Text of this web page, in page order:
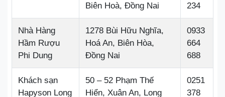
Biên Hoà, Đồng Nai
234
Nhà Hàng
Hầm Rượu
Phi Dung
1278 Bùi Hữu Nghĩa,
Hoá An, Biên Hòa,
Đồng Nai
0933
664
688
Khách sạn
Hapyson Long
50 – 52 Phạm Thế
Hiển, Xuân An, Long
0251
378